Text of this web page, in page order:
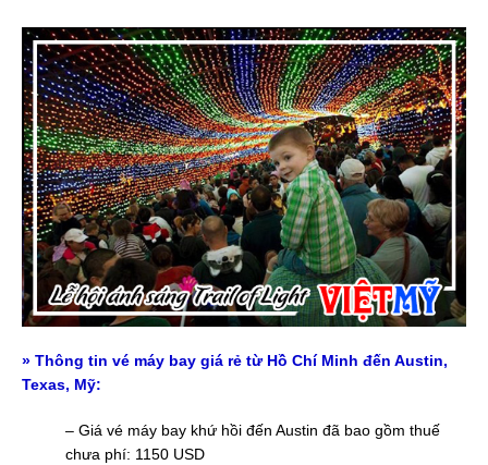
» Thông tin vé máy bay giá rẻ từ Hồ Chí Minh đến Austin,
Texas, Mỹ:
– Giá vé máy bay khứ hồi đến Austin đã bao gồm thuế
chưa phí: 1150 USD